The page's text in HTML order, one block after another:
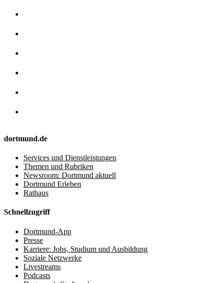
dortmund.de
Services und Dienstleistungen
Themen und Rubriken
Newsroom: Dortmund aktuell
Dortmund Erleben
Rathaus
Schnellzugriff
Dortmund-App
Presse
Karriere: Jobs, Studium und Ausbildung
Soziale Netzwerke
Livestreams
Podcasts